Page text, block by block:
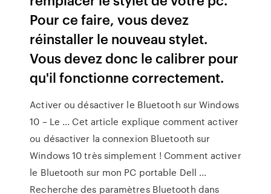
Pour ce faire, vous devez
réinstaller le nouveau stylet.
Vous devez donc le calibrer pour
qu'il fonctionne correctement.
Activer ou désactiver le Bluetooth sur Windows
10 – Le ... Cet article explique comment activer
ou désactiver la connexion Bluetooth sur
Windows 10 très simplement ! Comment activer
le Bluetooth sur mon PC portable Dell ...
Recherche des paramètres Bluetooth dans